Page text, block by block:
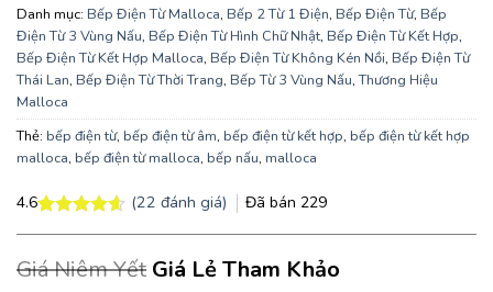
Danh mục: Bếp Điện Từ Malloca, Bếp 2 Từ 1 Điện, Bếp Điện Từ, Bếp
Điện Từ 3 Vùng Nấu, Bếp Điện Từ Hình Chữ Nhật, Bếp Điện Từ Kết Hợp,
Bếp Điện Từ Kết Hợp Malloca, Bếp Điện Từ Không Kén Nồi, Bếp Điện Từ
Thái Lan, Bếp Điện Từ Thời Trang, Bếp Từ 3 Vùng Nấu,Thương Hiệu
Malloca
Thẻ: bếp điện từ, bếp điện từ âm, bếp điện từ kết hợp, bếp điện từ kết hợp
malloca, bếp điện từ malloca, bếp nấu, malloca
4.6
đánh giá
(22 đánh giá) Đã bán 229
Giá Niêm Yết Giá Lẻ Tham Khảo